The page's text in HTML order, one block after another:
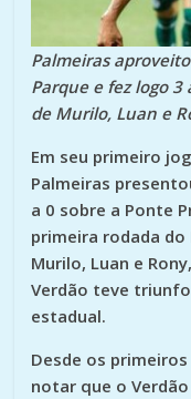
Palmeiras
Parque e fez logo
de Murilo, Luan e
Em seu primeiro
Palmeiras
a 0 sobre a Ponte
primeira rodada do
Murilo, Luan e
Verdão teve
estadual.
Desde os
notar que o